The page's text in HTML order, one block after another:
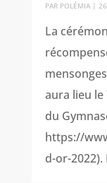
PAR POLÉMIA|
La
aura lieu
du
https://
d-or-